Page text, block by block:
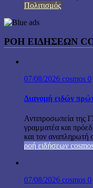
Πολιτισμός
ΡΟΗ ΕΙΔΗΣΕΩΝ
07/08/2026 cosmos 0
Διανομή ειδών
Αντιπροσωπεία της
γραμματέα και
και τον αναπληρωτή
ροή ειδήσεων
07/08/2026 cosmos 0